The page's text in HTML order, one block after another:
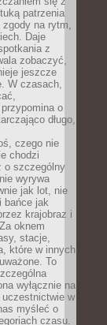
patrzenia
zgody na rytm,
Daje
z
zobaczyć,
jeszcze
W czasach,
o
długo,
czego nie
chodzi
o szczególny
wyrywa
jak lot, nie
bańce jak
krajobraz i
oknem
stacje,
które w innych
To
wyłącznie na
w
myśleć o
czasu.